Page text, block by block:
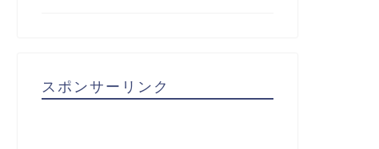
スポンサーリンク